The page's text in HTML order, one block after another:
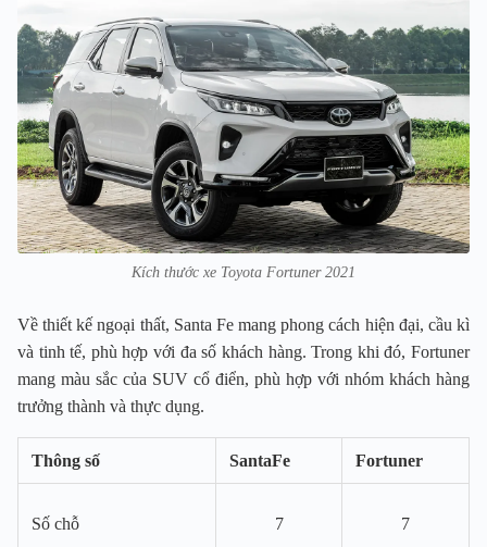
Kích thước xe Toyota Fortuner 2021
Về thiết kế ngoại thất, Santa Fe mang phong cách hiện đại, cầu kì
và tinh tế, phù hợp với đa số khách hàng. Trong khi đó, Fortuner
mang màu sắc của SUV cổ điển, phù hợp với nhóm khách hàng
trưởng thành và thực dụng.
Thông số SantaFe Fortuner
Số chỗ 7 7